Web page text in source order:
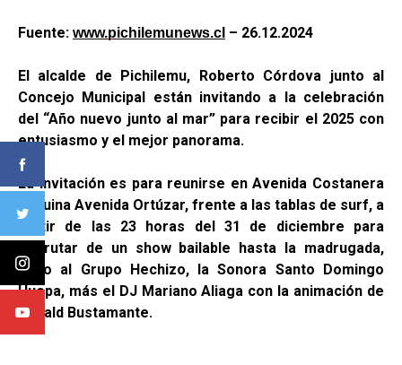
Fuente: www.pichilemunews.cl – 26.12.2024
El alcalde de Pichilemu, Roberto Córdova junto al
Concejo Municipal están invitando a la celebración
del “Año nuevo junto al mar” para recibir el 2025 con
entusiasmo y el mejor panorama.
La invitación es para reunirse en Avenida Costanera
esquina Avenida Ortúzar, frente a las tablas de surf, a
partir de las 23 horas del 31 de diciembre para
disfrutar de un show bailable hasta la madrugada,
junto al Grupo Hechizo, la Sonora Santo Domingo
Huepa, más el DJ Mariano Aliaga con la animación de
Ronald Bustamante.